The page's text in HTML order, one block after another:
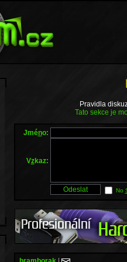
Pravidla
Tato sekce je
Jméno:
Vzkaz:
No